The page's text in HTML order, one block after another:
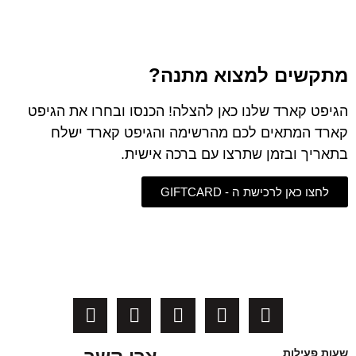
מתקשים למצוא מתנה?
הגיפט קארד שלנו כאן להצלה! הכנסו ובחרו את הגיפט
קארד המתאים לכם מהרשימה והגיפט קארד ישלח
בתאריך ובזמן שתרצו עם ברכה אישית.
לחצו כאן לרכישת ה - GIFTCARD
שעות פעילות